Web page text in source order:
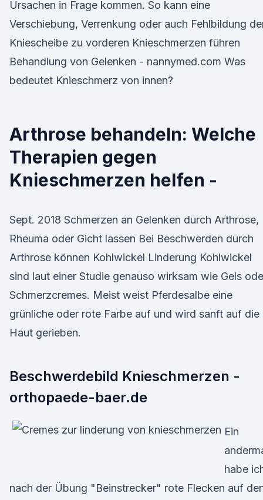
Ursachen in Frage kommen. So kann eine
Verschiebung, Verrenkung oder auch Fehlbildung
Kniescheibe zu vorderen Knieschmerzen führen
Behandlung von Gelenken - nannymed.com Was
bedeutet Knieschmerz von innen?
Arthrose behandeln: Welche
Therapien gegen
Knieschmerzen helfen -
Sept. 2018 Schmerzen an Gelenken durch Arthrose,
Rheuma oder Gicht lassen Bei Beschwerden durch
Arthrose können Kohlwickel Linderung Kohlwickel
sind laut einer Studie genauso wirksam wie Gels
Schmerzcremes. Meist weist Pferdesalbe eine
grünliche oder rote Farbe auf und wird sanft auf die
Haut gerieben.
Beschwerdebild Knieschmerzen -
orthopaede-baer.de
Ein
habe
nach der Übung "Beinstrecker" rote Flecken auf